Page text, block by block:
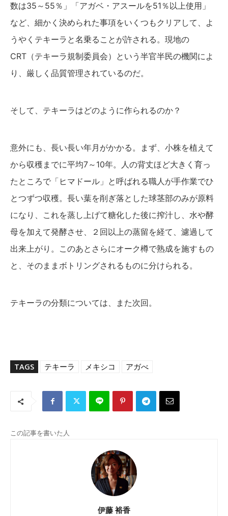
数は35～55％」「アガベ・アスールを51％以上使用」
など、細かく決められた事項をいくつもクリアして、よ
うやくテキーラと名乗ることが許される。現地の
CRT（テキーラ規制委員会）という半官半民の機関によ
り、厳しく品質管理されているのだ。
そして、テキーラはどのように作られるのか？
意外にも、長い長い年月がかかる。まず、小株を植えて
から収穫までに平均7～10年。人の背丈ほど大きく育っ
たところで「ヒマドール」と呼ばれる職人が手作業でひ
とつずつ収穫。長い葉を削ぎ落とした球茎部のみが原料
になり、これを蒸し上げて糖化した後に搾汁し、水や酵
母を加えて発酵させ、２回以上の蒸留を経て、濾過して
出来上がり。このあとさらにオーク樽で熟成を施すもの
と、そのままボトリングされるものに分けられる。
テキーラの分類については、また次回。
TAGS テキーラ メキシコ アガべ
この記事を書いた人
伊藤 裕香